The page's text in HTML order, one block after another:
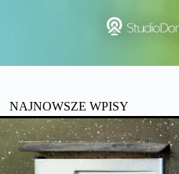
NAJNOWSZE WPISY